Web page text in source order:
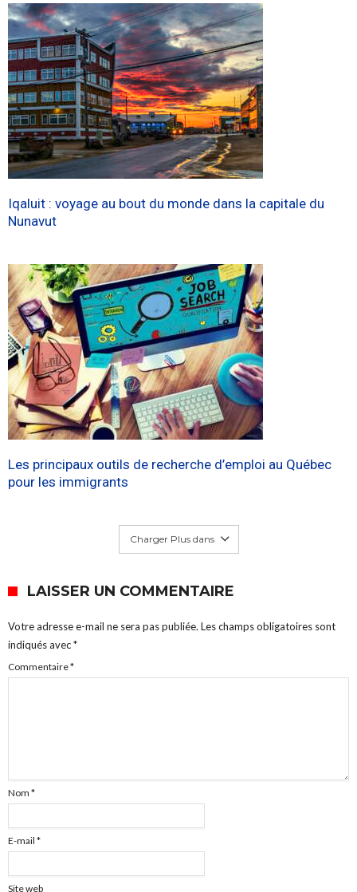
Iqaluit : voyage au bout du monde dans la capitale du
Nunavut
Les principaux outils de recherche d’emploi au Québec
pour les immigrants
Charger Plus dans
LAISSER UN COMMENTAIRE
Votre adresse e-mail ne sera pas publiée. Les champs obligatoires sont
indiqués avec*
Commentaire*
Nom *
E-mail *
Site web